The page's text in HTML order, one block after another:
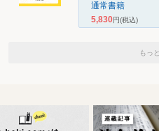
定の株券の数は349万1000株（発行済
翌21日、同社は、東京地裁に株式分割
月25日に同じく東京地裁に取締役職務
株式分割の差止の仮処分について、7
下回って推移したため、夢真HDは、
とができず、過半数確保に失敗した。
通常書籍
5,830円(税込)
もっ